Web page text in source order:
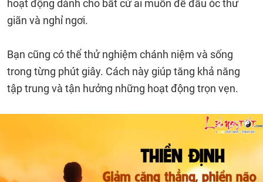
hoạt động dành cho bất cứ ai muốn để đầu óc thư
giãn và nghỉ ngơi.
Bạn cũng có thể thử nghiệm chánh niệm và sống
trong từng phút giây. Cách này giúp tăng khả năng
tập trung và tận hưởng những hoạt động trọn vẹn.